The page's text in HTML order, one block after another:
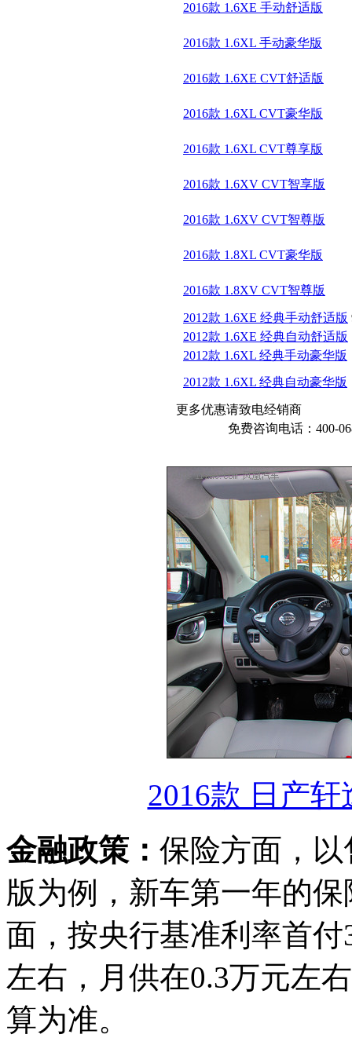
2016款 1.6XE 手动舒适版
2016款 1.6XL 手动豪华版
2016款 1.6XE CVT舒适版
2016款 1.6XL CVT豪华版
2016款 1.6XL CVT尊享版
2016款 1.6XV CVT智享版
2016款 1.6XV CVT智尊版
2016款 1.8XL CVT豪华版
2016款 1.8XV CVT智尊版
2012款 1.6XE 经典手动舒适版
2012款 1.6XE 经典自动舒适版
2012款 1.6XL 经典手动豪华版
2012款 1.6XL 经典自动豪华版
更多优惠请致电经销商
免费咨询电话：400-
2016款 日产
金融政策： 保险方面，
版为例，新车第一年的
面，按央行基准利率首
左右，月供在0.3万元左
算为准。